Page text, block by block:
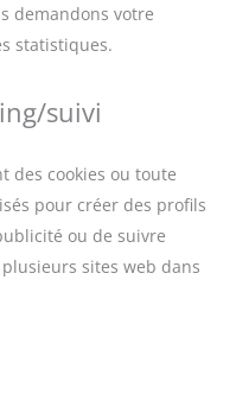
demandons votre
statistiques.
suivi
des cookies ou toute
pour créer des profils
ou de suivre
sites web dans